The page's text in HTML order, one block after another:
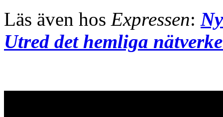
Läs även hos Expressen:
Utred det hemliga